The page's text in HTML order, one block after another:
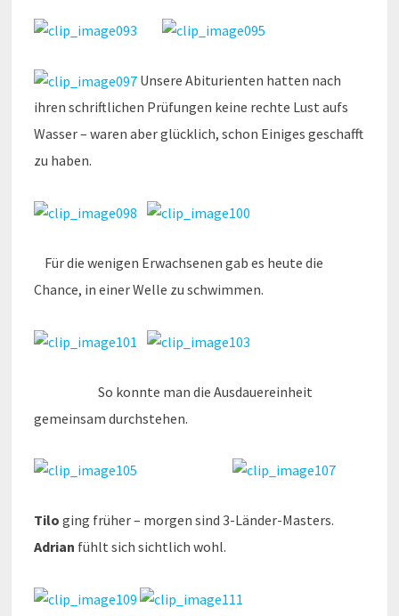
Unsere Abiturienten hatten nach
ihren schriftlichen Prüfungen keine rechte Lust aufs
Wasser – waren aber glücklich, schon Einiges geschafft
zu haben.
Für die wenigen Erwachsenen gab es heute die
Chance, in einer Welle zu schwimmen.
So konnte man die Ausdauereinheit
gemeinsam durchstehen.
Tilo ging früher – morgen sind 3-Länder-Masters.
Adrian fühlt sich sichtlich wohl.